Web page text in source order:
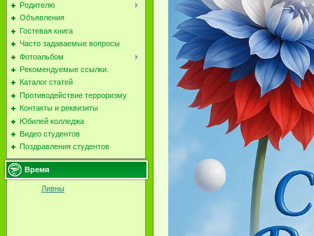
Родителю
Объявления
Гостевая книга
Часто задаваемые вопросы
Фотоальбом
Рекомендуемые ссылки.
Каталог статей
Противодействие терроризму
Контакты и реквизиты
Юбилей колледжа
Видео студентов
Поздравления студентов
Время
Ливны